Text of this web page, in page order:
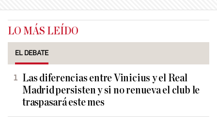
LO MÁS LEÍDO
EL DEBATE
Las diferencias entre Vinicius y el Real
Madrid persisten y si no renueva el club le
traspasará este mes